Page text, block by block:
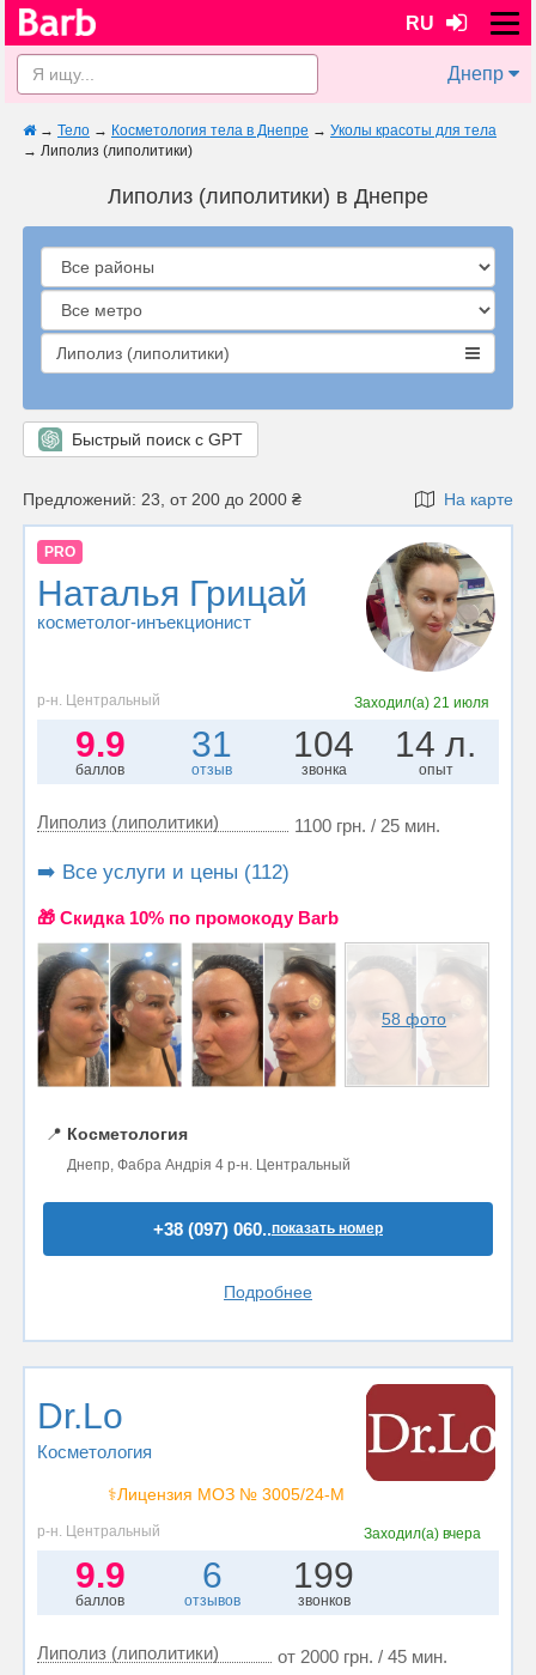
RU
Днепр
→ Тело → Косметология тела в Днепре → Уколы красоты для тела
→ Липолиз (липолитики)
Липолиз (липолитики) в Днепре
Липолиз (липолитики)
Быстрый поиск с GPT
Предложений: 23, от 200 до 2000 ₴ На карте
PRO
Наталья Грицай
косметолог-инъекционист
р-н. Центральный Заходил(а)21 июля
9.9
баллов
31
отзыв
104
звонка
14 л.
опыт
Липолиз (липолитики) 1100 грн. / 25 мин.
➡️ Все услуги и цены (112)
🎁 Cкидка 10% по промокоду Barb
58 фото
📍 Косметология
Днепр, Фабра Андрія 4 р-н. Центральный
+38 (097) 060..показать номер
Подробнее
Dr.Lo
Косметология
⚕️Лицензия МОЗ № 3005/24-М
р-н. Центральный Заходил(а) вчера
9.9
баллов
6
отзывов
199
звонков
Липолиз (липолитики) от 2000 грн. / 45 мин.